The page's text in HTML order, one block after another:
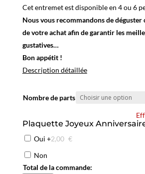
Cet entremet est disponible en 4 ou 6
Nous vous recommandons de
de votre achat afin de garantir les
gustatives…
Bon appétit !
Description détaillée
Nombre de parts
Plaquette Joyeux
Oui +2,00 €
Non
Total de la commande: